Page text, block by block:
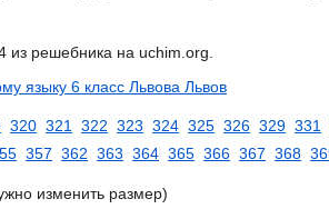
решебника на uchim.org.
языку 6 класс Львова Львов
320 321 322 323 324 325 326 329 331
357 362 363 364 365 366 367 368
изменить размер)